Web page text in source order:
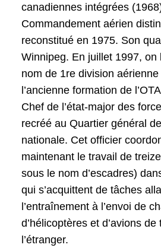
canadiennes intégrées
Commandement aérien
reconstitué en 1975. Son
Winnipeg. En juillet 1997, on
nom de 1re division
l’ancienne formation de
Chef de l’état-major des
recréé au Quartier général
nationale. Cet officier
maintenant le travail de
sous le nom d’escadres)
qui s’acquittent de tâches
l’entraînement à l’envoi de
d’hélicoptères et d’avions
l’étranger.